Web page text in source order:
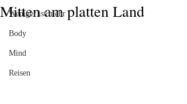
Weniger ist mehr
Body
Mind
Reisen
Mitten am platten Land